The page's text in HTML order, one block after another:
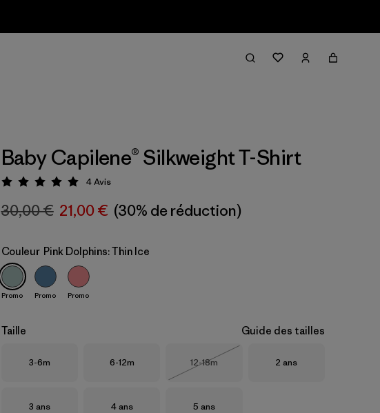
Baby Capilene® Silkweight T-Shirt
Évaluation: 5 / 5
4Avis
30,00 € 21,00 € (30% de réduction)
Couleur Pink Dolphins: Thin Ice
Promo Promo Promo
Taille Guide des tailles
Taille
3-6m Taille
6-12m Taille
12-18m
Taille
2 ans
Taille
3 ans Taille
4 ans Taille
5 ans